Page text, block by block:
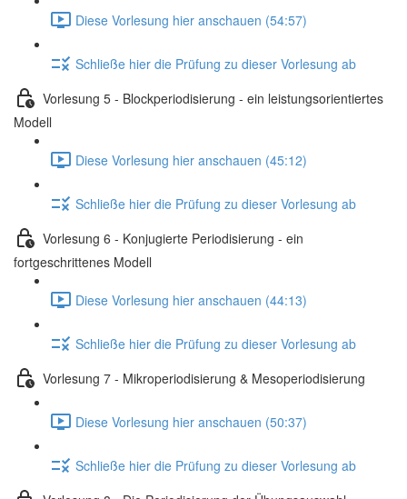
Diese Vorlesung hier anschauen (54:57)
Schließe hier die Prüfung zu dieser Vorlesung ab
Vorlesung 5 - Blockperiodisierung - ein leistungsorientiertes
Modell
Diese Vorlesung hier anschauen (45:12)
Schließe hier die Prüfung zu dieser Vorlesung ab
Vorlesung 6 - Konjugierte Periodisierung - ein
fortgeschrittenes Modell
Diese Vorlesung hier anschauen (44:13)
Schließe hier die Prüfung zu dieser Vorlesung ab
Vorlesung 7 - Mikroperiodisierung & Mesoperiodisierung
Diese Vorlesung hier anschauen (50:37)
Schließe hier die Prüfung zu dieser Vorlesung ab